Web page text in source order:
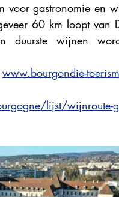
voor gastronomie en
60 km loopt van
wijnen
www.bourgondie-
lijst/wijnroute-